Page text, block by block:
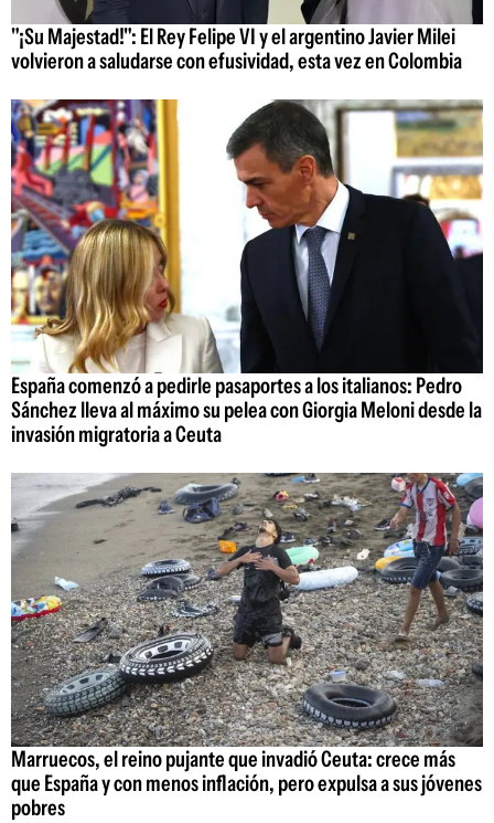
"¡Su Majestad!": El Rey Felipe VI y el argentino Javier Milei
volvieron a saludarse con efusividad, esta vez en Colombia
España comenzó a pedirle pasaportes a los italianos: Pedro
Sánchez lleva al máximo su pelea con Giorgia Meloni desde la
invasión migratoria a Ceuta
Marruecos, el reino pujante que invadió Ceuta: crece más
que España y con menos inflación, pero expulsa a sus jóvenes
pobres